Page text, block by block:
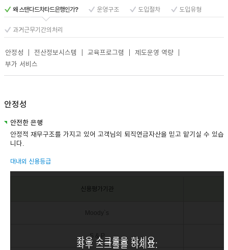
왜 스탠다드차타드은행인가? 운영구조 도입절차 도입유형
과거근무기간의처리
안정성 전산정보시스템 교육프로그램
제도운영 역량
부가 서비스
안정성
안전한 은행
안정적 재무구조를 가지고 있어 고객님의 퇴직연금자산을 믿고 맡기실 수 있습
니다.
대내외 신용등급
신용평가기관
Moody`s
S & P
좌우 스크롤을 하세요.
좌우 스크롤을 하세요.